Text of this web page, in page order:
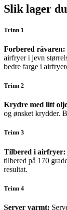
Slik lager
Trinn 1
Forbered råvaren:
airfryer i jevn
bedre farge i
Trinn 2
Krydre med litt
og ønsket krydder.
Trinn 3
Tilbered i airfryer:
tilbered på 170
resultat.
Trinn 4
Server varmt: